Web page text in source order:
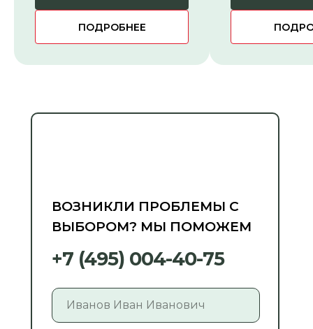
ПОДРОБНЕЕ
ВОЗНИКЛИ ПРОБЛЕМЫ С
ВЫБОРОМ? МЫ ПОМОЖЕМ
+7 (495) 004-40-75